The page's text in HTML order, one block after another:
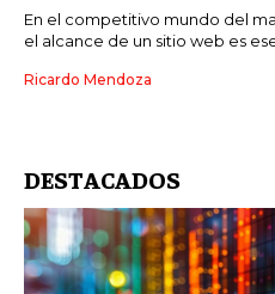
En el competitivo mundo del
el alcance de un sitio web es
Ricardo Mendoza
DESTACADOS